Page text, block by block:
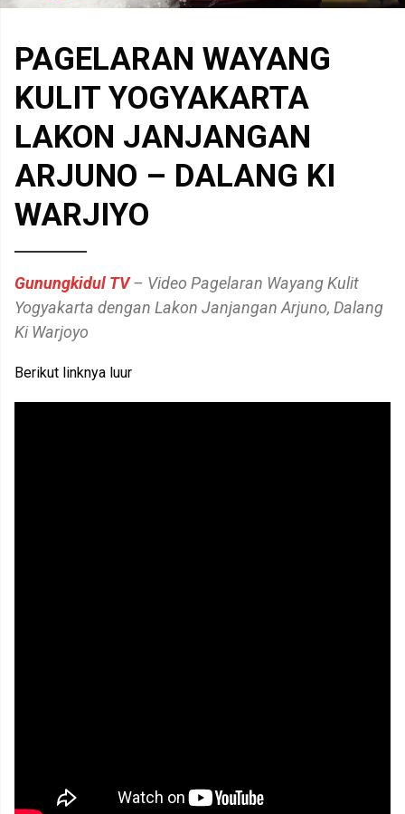
PAGELARAN WAYANG
KULIT YOGYAKARTA
LAKON JANJANGAN
ARJUNO – DALANG KI
WARJIYO
Gunungkidul TV– Video Pagelaran Wayang Kulit
Yogyakarta dengan Lakon Janjangan Arjuno, Dalang
Ki Warjoyo
Berikut linknya luur